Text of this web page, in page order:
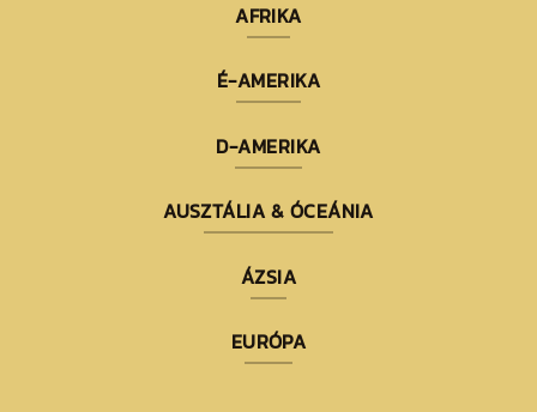
AFRIKA
É-AMERIKA
D-AMERIKA
AUSZTÁLIA & ÓCEÁNIA
ÁZSIA
EURÓPA